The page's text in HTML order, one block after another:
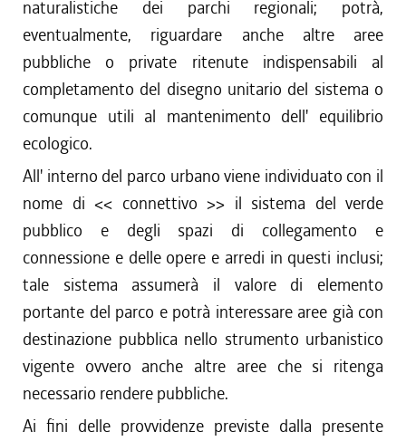
naturalistiche dei parchi regionali; potrà,
eventualmente, riguardare anche altre aree
pubbliche o private ritenute indispensabili al
completamento del disegno unitario del sistema o
comunque utili al mantenimento dell' equilibrio
ecologico.
All' interno del parco urbano viene individuato con il
nome di << connettivo >> il sistema del verde
pubblico e degli spazi di collegamento e
connessione e delle opere e arredi in questi inclusi;
tale sistema assumerà il valore di elemento
portante del parco e potrà interessare aree già con
destinazione pubblica nello strumento urbanistico
vigente ovvero anche altre aree che si ritenga
necessario rendere pubbliche.
Ai fini delle provvidenze previste dalla presente